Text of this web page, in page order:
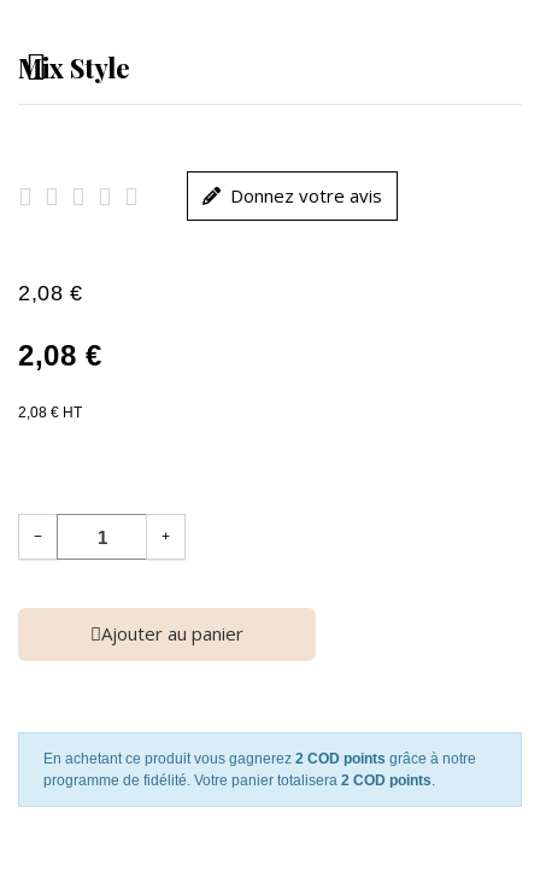
Mix Style
     Donnez votre avis
2,08 €
2,08 €
2,08 € HT
− +
Ajouter au panier
En achetant ce produit vous gagnerez 2 COD points grâce à notre
programme de fidélité. Votre panier totalisera 2 COD points.